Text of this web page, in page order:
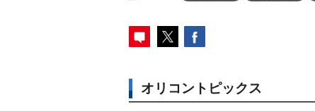
オリコントピックス